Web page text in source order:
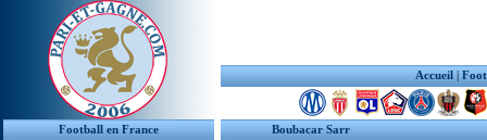
Accueil |
Football en France
Boubacar Sarr